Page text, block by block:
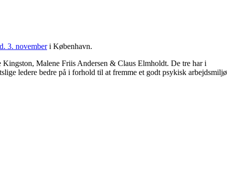
d. 3. novemberi København.
Kingston, Malene Friis Andersen & Claus Elmholdt. De tre har i
ledere bedre på i forhold til at fremme et godt psykisk arbejdsmiljø